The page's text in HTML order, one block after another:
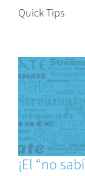
Quick Tips
¡El “no